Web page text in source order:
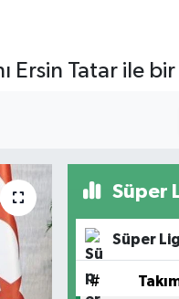
Ersin Tatar ile
Süper
Süper Lig
#